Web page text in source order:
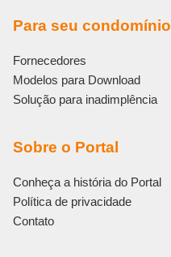
Para seu condomínio
Fornecedores
Modelos para Download
Solução para inadimplência
Sobre o Portal
Conheça a história do Portal
Política de privacidade
Contato